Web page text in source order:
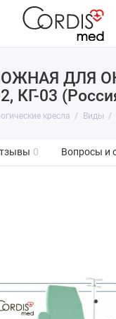
ДЛЯ
КГ-03
кресла Виды
0 Вопросы и